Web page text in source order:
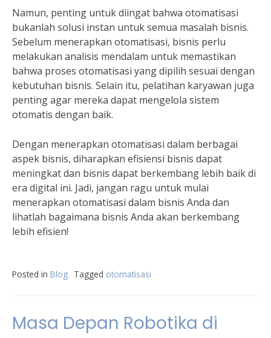
Namun, penting untuk diingat bahwa otomatisasi
bukanlah solusi instan untuk semua masalah bisnis.
Sebelum menerapkan otomatisasi, bisnis perlu
melakukan analisis mendalam untuk memastikan
bahwa proses otomatisasi yang dipilih sesuai dengan
kebutuhan bisnis. Selain itu, pelatihan karyawan juga
penting agar mereka dapat mengelola sistem
otomatis dengan baik.
Dengan menerapkan otomatisasi dalam berbagai
aspek bisnis, diharapkan efisiensi bisnis dapat
meningkat dan bisnis dapat berkembang lebih baik di
era digital ini. Jadi, jangan ragu untuk mulai
menerapkan otomatisasi dalam bisnis Anda dan
lihatlah bagaimana bisnis Anda akan berkembang
lebih efisien!
Posted in Blog Tagged otomatisasi
Masa Depan Robotika di